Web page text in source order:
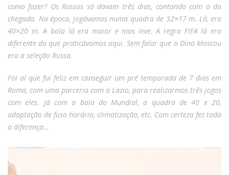
como fazer? Os Russos só davam três dias, contando com o da
chegada. Na época, jogávamos numa quadra de 32×17 m. Lá, era
40×20 m. A bola lá era maior e mas leve. A regra FIFA lá era
diferente do que praticávamos aqui. Sem falar que o Dina Moscou
era a seleção Russa.
Foi aí que fui feliz em conseguir um pré temporada de 7 dias em
Roma, com uma parceria com a Lazio, para realizarmos três jogos
com eles. Já com a bola do Mundial, a quadra de 40 x 20,
adaptação de fuso horário, climatização, etc. Com certeza fez toda
a diferença…